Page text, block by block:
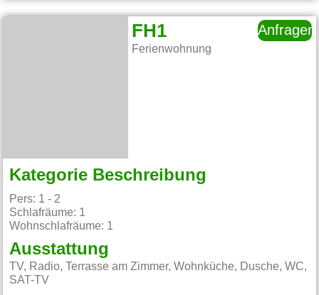
FH1
Ferienwohnung
Anfragen
Kategorie Beschreibung
Pers: 1 - 2
Schlafräume: 1
Wohnschlafräume: 1
Ausstattung
TV, Radio, Terrasse am Zimmer, Wohnküche, Dusche, WC,
SAT-TV